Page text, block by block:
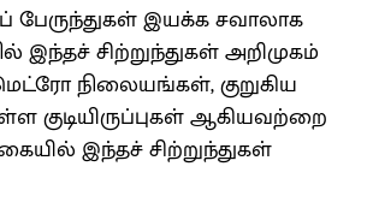
பேருந்துகள் இயக்க சவாலாக
சிற்றுந்துகள் அறிமுகம்
நிலையங்கள், குறுகிய
குடியிருப்புகள் ஆகியவற்றை
இந்தச் சிற்றுந்துகள்